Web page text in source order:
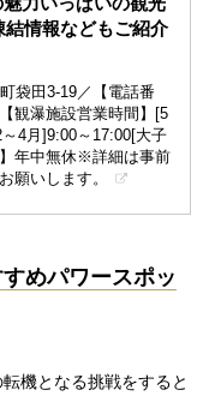
情報などもご紹介
袋田3-19／【電話番
観瀑施設営業時間】[5
4月]9:00～17:00[大子
年中無休※詳細は事前
願いします。
めパワースポッ
機となる挑戦をすると